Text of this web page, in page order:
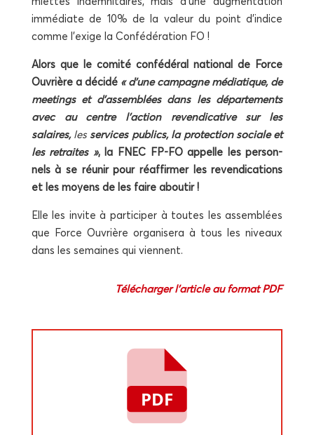
immé­diate de 10% de la valeur du point d’indice
comme l’exige la Confé­dé­ra­tion FO !
Alors que le comi­té confé­dé­ral natio­nal de Force
Ouvrière a déci­dé « d’une cam­pagne média­tique, de
mee­tings et d’assemblées dans les dépar­te­ments
avec au centre l’action reven­di­ca­tive sur les
salaires, lesser­vices publics, la pro­tec­tion sociale et
les retraites », la FNEC FP-FO appelle les per­son­
nels à se réunir pour réaf­fir­mer les reven­di­ca­tions
et les moyens de les faire aboutir !
Elle les invite à par­ti­ci­per à toutes les assem­blées
que Force Ouvrière orga­ni­se­ra à tous les niveaux
dans les semaines qui viennent.
Télé­char­ger l’article au for­mat PDF